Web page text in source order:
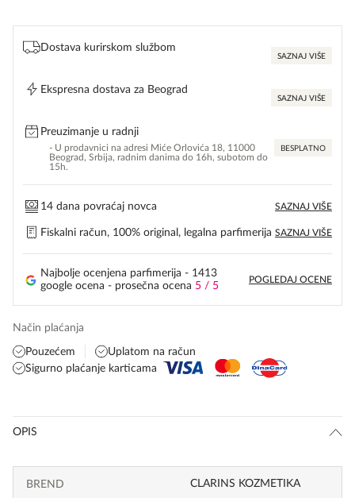
Dostava kurirskom službom
SAZNAJ VIŠE
Ekspresna dostava za Beograd
SAZNAJ VIŠE
Preuzimanje u radnji
- U prodavnici na adresi Miće Orlovića 18, 11000
Beograd, Srbija, radnim danima do 16h, subotom do
15h.
BESPLATNO
14 dana povraćaj novca SAZNAJ VIŠE
Fiskalni račun, 100% original, legalna parfimerija SAZNAJ VIŠE
Najbolje ocenjena parfimerija - 1413
google ocena - prosečna ocena 5 / 5
POGLEDAJ OCENE
Način plaćanja
Pouzećem
Uplatom na račun
Sigurno plaćanje karticama
OPIS
BREND CLARINS KOZMETIKA